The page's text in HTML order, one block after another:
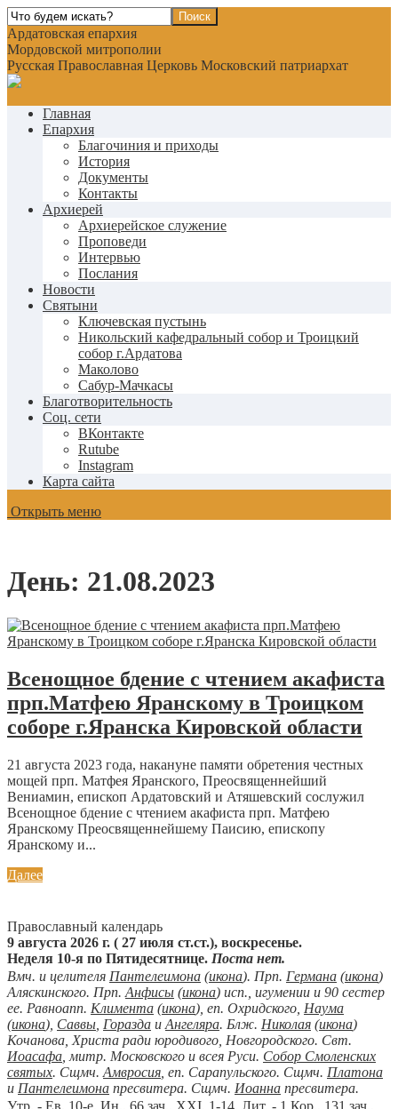
Ардатовская епархия
Мордовской митрополии
Русская Православная Церковь Московский патриархат
Главная
Епархия
Благочиния и приходы
История
Документы
Контакты
Архиерей
Архиерейское служение
Проповеди
Интервью
Послания
Новости
Святыни
Ключевская пустынь
Никольский кафедральный собор и Троицкий
собор г.Ардатова
Маколово
Сабур-Мачкасы
Благотворительность
Соц. сети
ВКонтакте
Rutube
Instagram
Карта сайта
Открыть меню
День: 21.08.2023
Всенощное бдение с чтением акафиста
прп.Матфею Яранскому в Троицком
соборе г.Яранска Кировской области
21 августа 2023 года, накануне памяти обретения честных
мощей прп. Матфея Яранского, Преосвященнейший
Вениамин, епископ Ардатовский и Атяшевский сослужил
Всенощное бдение с чтением акафиста прп. Матфею
Яранскому Преосвященнейшему Паисию, епископу
Яранскому и...
Далее
Православный календарь
9 августа 2026 г. ( 27 июля ст.ст.), воскресенье.
Неделя 10-я по Пятидесятнице. Поста нет.
Вмч. и целителя Пантелеимона (икона). Прп. Германа (икона)
Аляскинского. Прп. Анфисы (икона) исп., игумении и 90 сестер
ее. Равноапп. Климента (икона), еп. Охридского, Наума
(икона), Саввы Горазда и Ангеляра. Блж. Николая (икона)
Кочанова, Христа ради юродивого, Новгородского. Свт.
Иоасафа , митр. Московского и всея Руси. Собор Смоленских
святых. Сщмч. Амвросия , еп. Сарапульского. Сщмч. Платона
и Пантелеимона пресвитера. Сщмч. Иоанна пресвитера.
Утр. - Ев. 10-е, Ин., 66 зач., XXI, 1-14. Лит. - 1 Кор., 131 зач.,